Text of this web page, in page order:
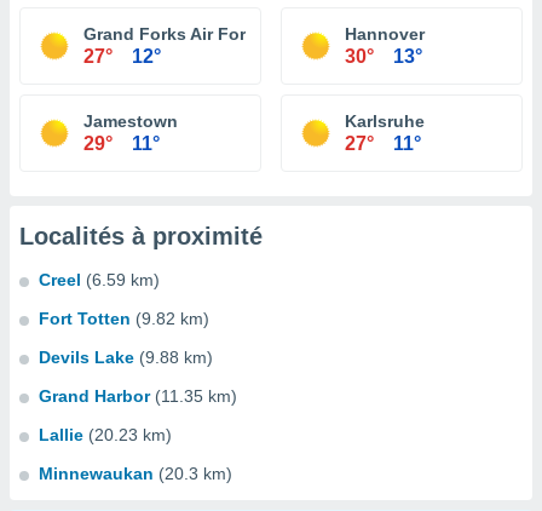
Grand Forks Air Force Base
27° 12°
Hannover
30° 13°
Jamestown
29° 11°
Karlsruhe
27° 11°
Localités à proximité
Creel (6.59 km)
Fort Totten (9.82 km)
Devils Lake (9.88 km)
Grand Harbor (11.35 km)
Lallie (20.23 km)
Minnewaukan (20.3 km)